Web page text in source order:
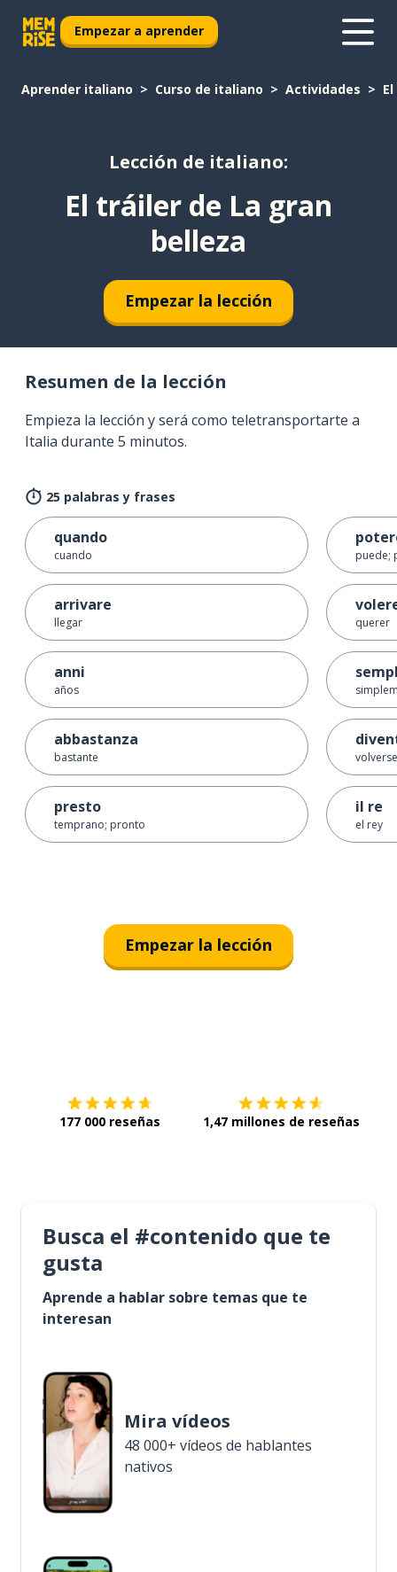
Empezar a aprender
Aprender italiano Curso de italiano Actividades
Lección de italiano:
El tráiler de La gran
belleza
Empezar la lección
Resumen de la lección
Empieza la lección y será como teletransportarte a
Italia durante 5 minutos.
25 palabras y frases
quando
cuando
arrivare
llegar
anni
años
abbastanza
bastante
presto
temprano; pronto
puede;
querer
il re
el rey
Empezar la lección
177 000 reseñas 1,47 millones de reseñas
Busca el #contenido que te
gusta
Aprende a hablar sobre temas que te
interesan
Mira vídeos
48 000+ vídeos de hablantes
nativos